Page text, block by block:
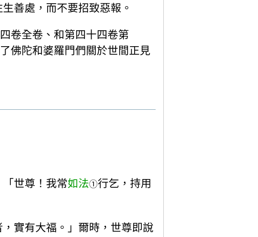
善處，而不要招致惡報。
卷全卷、和第四十四卷第
佛陀和婆羅門們關於世間正見
「世尊！我常如法①行乞，持用
實有大福。」爾時，世尊即說